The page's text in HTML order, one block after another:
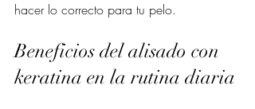
hacer lo correcto para tu pelo.
Beneficios del alisado con
keratina en la rutina diaria